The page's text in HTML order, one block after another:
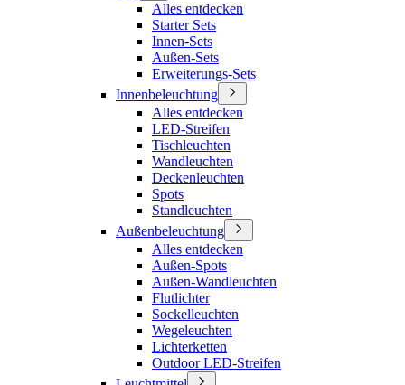
Alles entdecken
Starter Sets
Innen-Sets
Außen-Sets
Erweiterungs-Sets
Innenbeleuchtung
Alles entdecken
LED-Streifen
Tischleuchten
Wandleuchten
Deckenleuchten
Spots
Standleuchten
Außenbeleuchtung
Alles entdecken
Außen-Spots
Außen-Wandleuchten
Flutlichter
Sockelleuchten
Wegeleuchten
Lichterketten
Outdoor LED-Streifen